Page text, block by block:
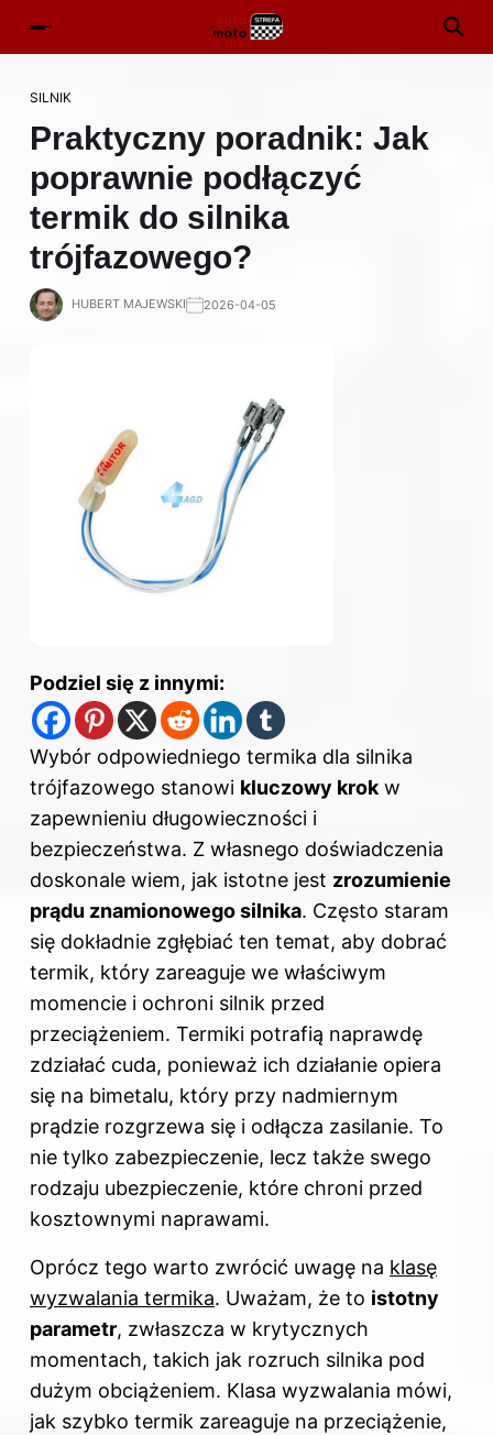
SILNIK
Praktyczny poradnik: Jak
poprawnie podłączyć
termik do silnika
trójfazowego?
HUBERT MAJEWSKI 2026-04-05
Podziel się z innymi:
Wybór odpowiedniego termika dla silnika
trójfazowego stanowi kluczowy krokw
zapewnieniu długowieczności i
bezpieczeństwa. Z własnego doświadczenia
doskonale wiem, jak istotne jest zrozumienie
prądu znamionowego silnika. Często staram
się dokładnie zgłębiać ten temat, aby dobrać
termik, który zareaguje we właściwym
momencie i ochroni silnik przed
przeciążeniem. Termiki potrafią naprawdę
zdziałać cuda, ponieważ ich działanie opiera
się na bimetalu, który przy nadmiernym
prądzie rozgrzewa się i odłącza zasilanie. To
nie tylko zabezpieczenie, lecz także swego
rodzaju ubezpieczenie, które chroni przed
kosztownymi naprawami.
Oprócz tego warto zwrócić uwagę na klasę
wyzwalania termika. Uważam, że to istotny
parametr, zwłaszcza w krytycznych
momentach, takich jak rozruch silnika pod
dużym obciążeniem. Klasa wyzwalania mówi,
jak szybko termik zareaguje na przeciążenie,